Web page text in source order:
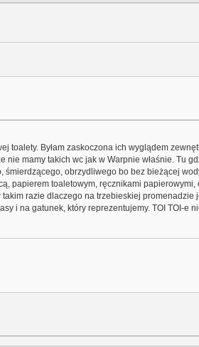
toalety. Byłam zaskoczona ich wyglądem
mamy takich wc jak w Warpnie właśnie. Tu
obrzydliwego bo bez bieżącej
papierem toaletowym, ręcznikami
razie dlaczego na trzebieskiej promenadzie
i na gatunek, który reprezentujemy. TOI TOI-e